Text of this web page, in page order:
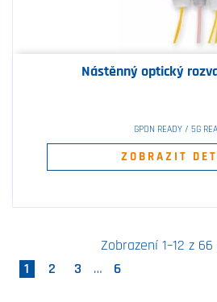
Nástěnný optický
GPON READY / 5G
ZOBRAZIT
Zobrazení 1–12 z
1
2 3 … 6